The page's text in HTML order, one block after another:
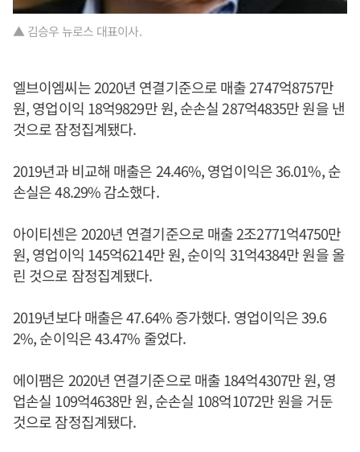
▲ 김승우 뉴로스 대표이사.
엘브이엠씨는 2020년 연결기준으로 매출 2747억8757만
원, 영업이익 18억9829만 원, 순손실 287억4835만 원을 낸
것으로 잠정집계됐다.
2019년과 비교해 매출은 24.46%, 영업이익은 36.01%, 순
손실은 48.29% 감소했다.
아이티센은 2020년 연결기준으로 매출 2조2771억4750만
원, 영업이익 145억6214만 원, 순이익 31억4384만 원을 올
린 것으로 잠정집계됐다.
2019년보다 매출은 47.64% 증가했다. 영업이익은 39.6
2%, 순이익은 43.47% 줄었다.
에이팸은 2020년 연결기준으로 매출 184억4307만 원, 영
업손실 109억4638만 원, 순손실 108억1072만 원을 거둔
것으로 잠정집계됐다.